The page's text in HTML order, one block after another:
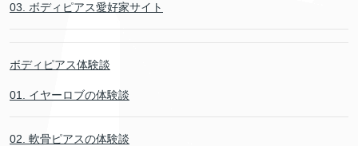
03. ボディピアス愛好家サイト
ボディピアス体験談
01. イヤーロブの体験談
02. 軟骨ピアスの体験談